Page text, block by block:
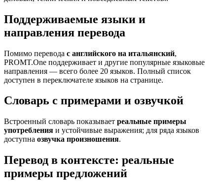
Поддерживаемые языки и
направления перевода
Помимо перевода с английского на итальянский,
PROMT.One поддерживает и другие популярные языковые
направления — всего более 20 языков. Полный список
доступен в переключателе языков на странице.
Словарь с примерами и озвучкой
Встроенный словарь показывает реальные примеры
употребления и устойчивые выражения; для ряда языков
доступна озвучка произношения.
Перевод в контексте: реальные
примеры предложений